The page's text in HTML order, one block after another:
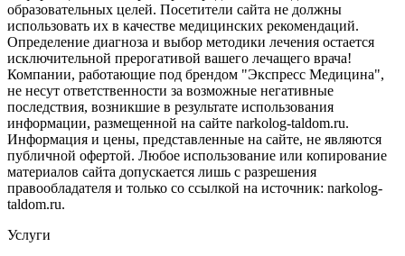
образовательных целей. Посетители сайта не должны
использовать их в качестве медицинских рекомендаций.
Определение диагноза и выбор методики лечения остается
исключительной прерогативой вашего лечащего врача!
Компании, работающие под брендом "Экспресс Медицина",
не несут ответственности за возможные негативные
последствия, возникшие в результате использования
информации, размещенной на сайте narkolog-taldom.ru.
Информация и цены, представленные на сайте, не являются
публичной офертой. Любое использование или копирование
материалов сайта допускается лишь с разрешения
правообладателя и только со ссылкой на источник: narkolog-
taldom.ru.
Услуги